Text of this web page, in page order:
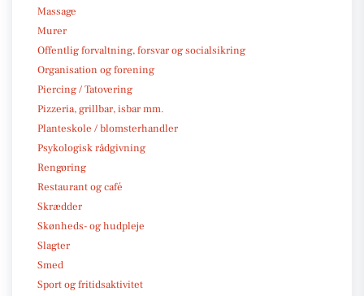
Massage
Murer
Offentlig forvaltning, forsvar og socialsikring
Organisation og forening
Piercing / Tatovering
Pizzeria, grillbar, isbar mm.
Planteskole / blomsterhandler
Psykologisk rådgivning
Rengøring
Restaurant og café
Skrædder
Skønheds- og hudpleje
Slagter
Smed
Sport og fritidsaktivitet